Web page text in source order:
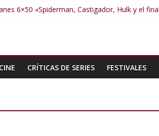
6×50 «Spiderman, Castigador, Hulk y el
6×46 «Ciudadano Minion»
CRÍTICAS DE SERIES FESTIVALES